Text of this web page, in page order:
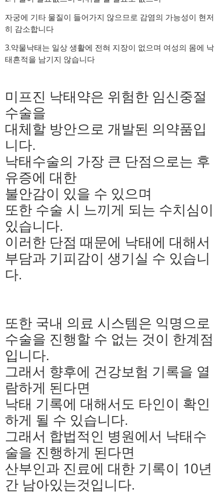
자궁에 기타 물질이 들어가지 않으므로 감염의 가능성이 현저
히 감소합니다
3.약물낙태는 일상 생활에 전혀 지장이 없으며 여성의 몸에 낙
태흔적을 남기지 않습니다
미프진 낙태약은 위험한 임신중절
수술을
대체할 방안으로 개발된 의약품입
니다.
낙태수술의 가장 큰 단점으로는 후
유증에 대한
불안감이 있을 수 있으며
또한 수술 시 느끼게 되는 수치심이
있습니다.
이러한 단점 때문에 낙태에 대해서
부담과 기피감이 생기실 수 있습니
다.
또한 국내 의료 시스템은 익명으로
수술을 진행할 수 없는 것이 한계점
입니다.
그래서 향후에 건강보험 기록을 열
람하게 된다면
낙태 기록에 대해서도 타인이 확인
하게 될 수 있습니다.
그래서 합법적인 병원에서 낙태수
술을 진행하게 된다면
산부인과 진료에 대한 기록이 10년
간 남아있는것입니다.